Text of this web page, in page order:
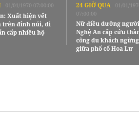
01/01/1970 07:00:00
Xuất hiện vết
trên đỉnh núi, di
cấp nhiều hộ
24 GIỜ QUA
01/01/
07:00:00
Nữ điều dưỡng người
Nghệ An cấp cứu
công du khách
giữa phố cổ Hoa Lư